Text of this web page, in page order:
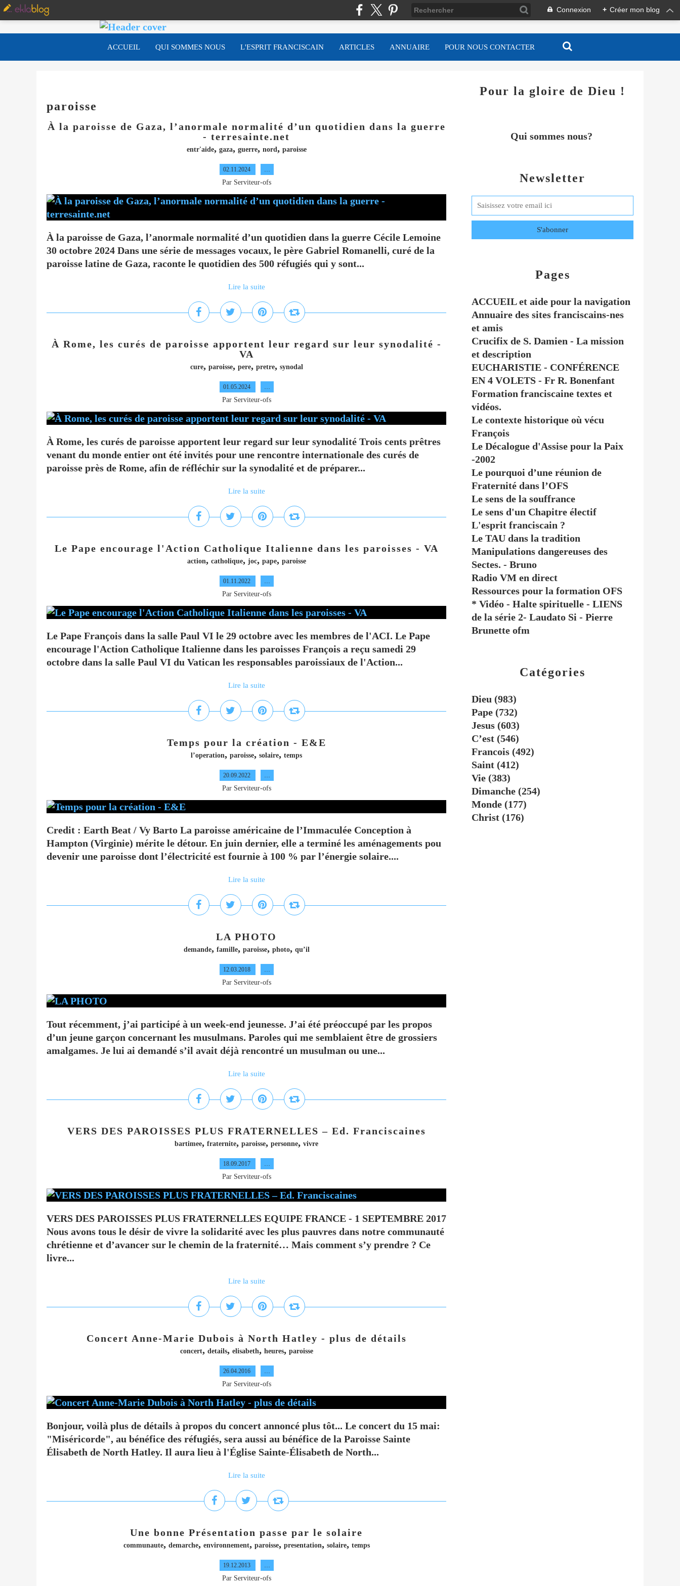
Connexion + Créer mon blog
ACCUEIL QUI SOMMES NOUS L'ESPRIT FRANCISCAIN ARTICLES ANNUAIRE POUR NOUS CONTACTER
paroisse
À la paroisse de Gaza, l’anormale normalité d’un quotidien dans la guerre
- terresainte.net
entr'aide, gaza, guerre, nord, paroisse
02.11.2024 …
Par Serviteur-ofs
À la paroisse de Gaza, l’anormale normalité d’un quotidien dans la guerre Cécile Lemoine
30 octobre 2024 Dans une série de messages vocaux, le père Gabriel Romanelli, curé de la
paroisse latine de Gaza, raconte le quotidien des 500 réfugiés qui y sont...
Lire la suite
À Rome, les curés de paroisse apportent leur regard sur leur synodalité -
VA
cure, paroisse, pere, pretre, synodal
01.05.2024 …
Par Serviteur-ofs
À Rome, les curés de paroisse apportent leur regard sur leur synodalité Trois cents prêtres
venant du monde entier ont été invités pour une rencontre internationale des curés de
paroisse près de Rome, afin de réfléchir sur la synodalité et de préparer...
Lire la suite
Le Pape encourage l'Action Catholique Italienne dans les paroisses - VA
action, catholique, joc, pape, paroisse
01.11.2022 …
Par Serviteur-ofs
Le Pape François dans la salle Paul VI le 29 octobre avec les membres de l'ACI. Le Pape
encourage l'Action Catholique Italienne dans les paroisses François a reçu samedi 29
octobre dans la salle Paul VI du Vatican les responsables paroissiaux de l'Action...
Lire la suite
Temps pour la création - E&E
l’operation, paroisse, solaire, temps
20.09.2022 …
Par Serviteur-ofs
Credit : Earth Beat / Vy Barto La paroisse américaine de l’Immaculée Conception à
Hampton (Virginie) mérite le détour. En juin dernier, elle a terminé les aménagements pou
devenir une paroisse dont l’électricité est fournie à 100 % par l’énergie solaire....
Lire la suite
LA PHOTO
demande, famille, paroisse, photo, qu’il
12.03.2018 …
Par Serviteur-ofs
Tout récemment, j’ai participé à un week-end jeunesse. J’ai été préoccupé par les propos
d’un jeune garçon concernant les musulmans. Paroles qui me semblaient être de grossiers
amalgames. Je lui ai demandé s’il avait déjà rencontré un musulman ou une...
Lire la suite
VERS DES PAROISSES PLUS FRATERNELLES – Ed. Franciscaines
bartimee, fraternite, paroisse, personne, vivre
18.09.2017 …
Par Serviteur-ofs
VERS DES PAROISSES PLUS FRATERNELLES EQUIPE FRANCE - 1 SEPTEMBRE 2017
Nous avons tous le désir de vivre la solidarité avec les plus pauvres dans notre communauté
chrétienne et d’avancer sur le chemin de la fraternité… Mais comment s’y prendre ? Ce
livre...
Lire la suite
Concert Anne-Marie Dubois à North Hatley - plus de détails
concert, details, elisabeth, heures, paroisse
26.04.2016 …
Par Serviteur-ofs
Bonjour, voilà plus de détails à propos du concert annoncé plus tôt... Le concert du 15 mai:
"Miséricorde", au bénéfice des réfugiés, sera aussi au bénéfice de la Paroisse Sainte
Élisabeth de North Hatley. Il aura lieu à l'Église Sainte-Élisabeth de North...
Lire la suite
Une bonne Présentation passe par le solaire
communaute, demarche, environnement, paroisse, presentation, solaire, temps
19.12.2013 …
Par Serviteur-ofs
Newsletter
Catégories
Dieu (983)
Pape (732)
Jesus (603)
C’est (546)
Francois (492)
Saint (412)
Vie (383)
Dimanche (254)
Monde (177)
Christ (176)
Pages
ACCUEIL et aide pour la navigation
Annuaire des sites franciscains-nes
et amis
Crucifix de S. Damien - La mission
et description
EUCHARISTIE - CONFÉRENCE
EN 4 VOLETS - Fr R. Bonenfant
Formation franciscaine textes et
vidéos.
Le contexte historique où vécu
François
Le Décalogue d'Assise pour la Paix
-2002
Le pourquoi d’une réunion de
Fraternité dans l’OFS
Le sens de la souffrance
Le sens d'un Chapitre électif
L'esprit franciscain ?
Le TAU dans la tradition
Manipulations dangereuses des
Sectes. - Bruno
Radio VM en direct
Ressources pour la formation OFS
* Vidéo - Halte spirituelle - LIENS
de la série 2- Laudato Si - Pierre
Brunette ofm
Pour la gloire de Dieu !
Qui sommes nous?